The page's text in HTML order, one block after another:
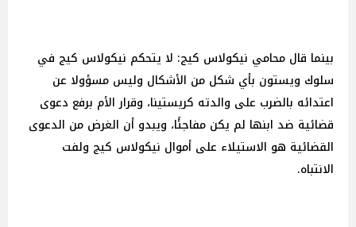
بينما قال محامي نيكولاس كيج: لا يتحكم نيكولاس كيج في
سلوك ويستون بأي شكل من الأشكال وليس مسؤولا عن
اعتدائه بالضرب على والدته كريستينا، وقرار الأم برفع دعوى
قضائية ضد ابنها لم يكن مفاجئًا، ويبدو أن الغرض من الدعوى
القضائية هو الاستيلاء على أموال نيكولاس كيج ولفت
الانتباه.